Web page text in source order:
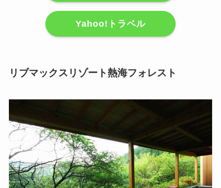
Yahoo!トラベル
リブマックスリゾート熱海フォレスト